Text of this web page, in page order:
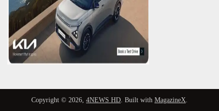
Copyright © 2026, 4NEWS HD . Built with MagazineX